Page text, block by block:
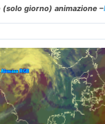
giorno) animazione –